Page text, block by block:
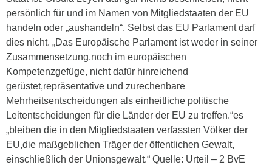
persönlich für und im Namen von Mitgliedstaaten der EU
handeln oder „aushandeln“. Selbst das EU Parlament darf
dies nicht. „Das Europäische Parlament ist weder in seiner
Zusammensetzung,noch im europäischen
Kompetenzgefüge, nicht dafür hinreichend
gerüstet,repräsentative und zurechenbare
Mehrheitsentscheidungen als einheitliche politische
Leitentscheidungen für die Länder der EU zu treffen.“es
„bleiben die in den Mitgliedstaaten verfassten Völker der
EU,die maßgeblichen Träger der öffentlichen Gewalt,
einschließlich der Unionsgewalt.“ Quelle: Urteil – 2 BvE